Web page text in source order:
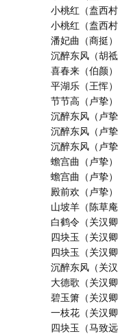
小桃红（盍西村
小桃红（盍西村
潘妃曲（商挺）
沉醉东风（胡祗
喜春来（伯颜）
平湖乐（王恽）
节节高（卢挚）
沉醉东风（卢挚
沉醉东风（卢挚
沉醉东风（卢挚
蟾宫曲（卢挚）
蟾宫曲（卢挚）
殿前欢（卢挚）
山坡羊（陈草庵
白鹤令（关汉卿
四块玉（关汉卿
四块玉（关汉卿
沉醉东风（关汉
大德歌（关汉卿
碧玉箫（关汉卿
一枝花（关汉卿
四块玉（马致远